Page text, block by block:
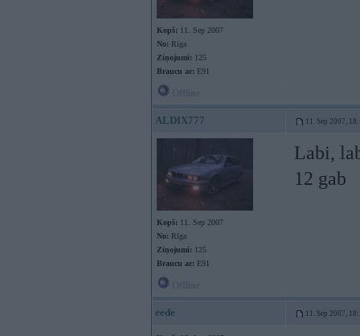
Kopš: 11. Sep 2007
No: Rīga
Ziņojumi: 125
Braucu ar: E91
ALDIX777 11. Sep 2007,
Kopš: 11. Sep 2007
No: Rīga
Ziņojumi: 125
Braucu ar: E91
Labi,
12 gab
eede 11. Sep 2007,